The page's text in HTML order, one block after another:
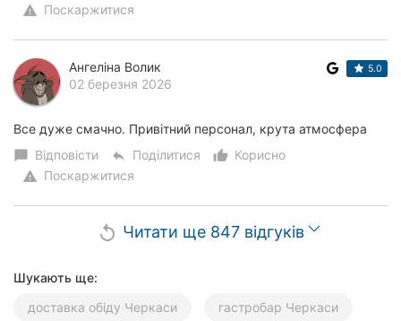
warning Поскаржитися
Ангеліна Волик
02 березня 2026
5.0
Все дуже смачно. Привітний персонал, крута атмосфера
chat_bubble Відповісти reply Поділитися thumb_up_alt
Корисно
warning Поскаржитися
replay Читати ще 847 відгуків
Шукають ще:
доставка обіду Черкаси
гастробар Черкаси